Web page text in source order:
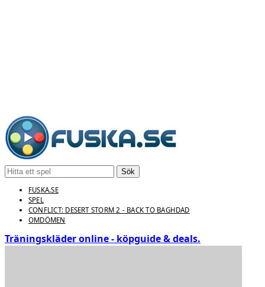
Sök
FUSKA.SE
SPEL
CONFLICT: DESERT STORM 2 - BACK TO BAGHDAD
OMDÖMEN
Träningskläder online - köpguide & deals.